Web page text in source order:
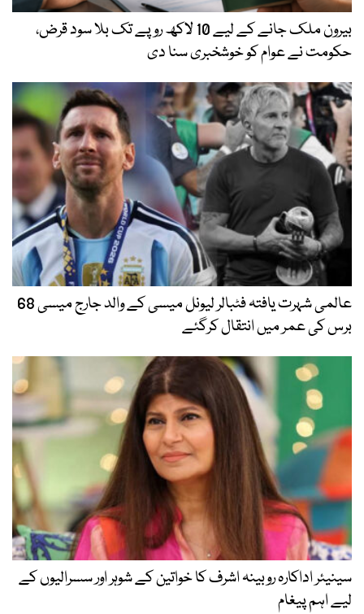
بیرون ملک جانے کے لیے 10 لاکھ روپے تک بلا سود قرض،
حکومت نے عوام کو خوشخبری سنا دی
عالمی شہرت یافتہ فٹبالر لیونل میسی کے والد جارج میسی 68
برس کی عمر میں انتقال کرگئے
سینیئر اداکارہ روبینہ اشرف کا خواتین کے شوہر اور سسرالیوں کے
لیے اہم پیغام